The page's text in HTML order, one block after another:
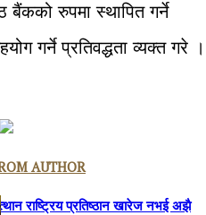
बैंकको रुपमा स्थापित गर्ने
गर्ने प्रतिवद्धता व्यक्त गरे ।
AUTHOR
राष्ट्रिय प्रतिष्ठान खारेज नभई अझै